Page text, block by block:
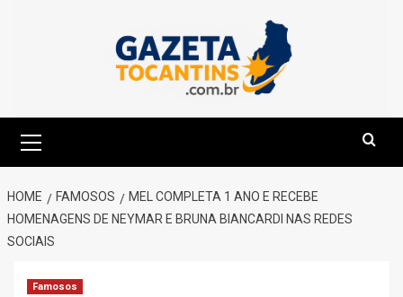
Menu
HOME FAMOSOS
MEL COMPLETA 1 ANO E RECEBE
HOMENAGENS DE NEYMAR E BRUNA BIANCARDI NAS REDES
SOCIAIS
Famosos